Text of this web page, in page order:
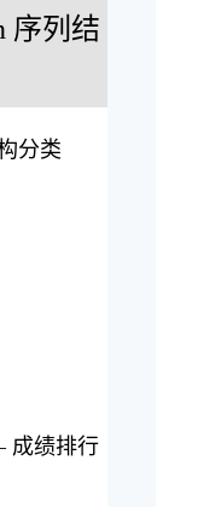
序列结
分类
成绩排行